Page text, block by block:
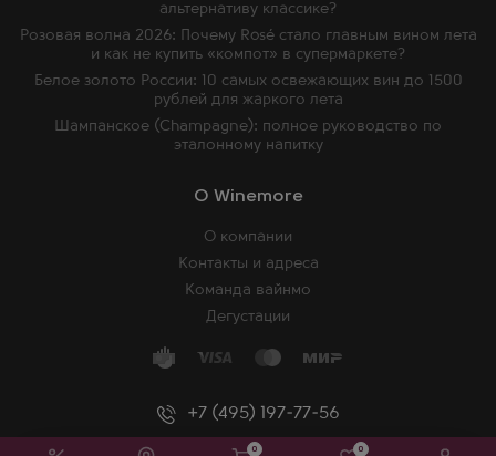
0 0
+7 (495) 197-77-56
O Winemore
О компании
Контакты и адреса
Команда вайнмо
Дегустации
альтернативу классике?
Розовая волна 2026: Почему Rosé стало главным вином лета
и как не купить «компот» в супермаркете?
Белое золото России: 10 самых освежающих вин до 1500
рублей для жаркого лета
Шампанское (Champagne): полное руководство по
эталонному напитку